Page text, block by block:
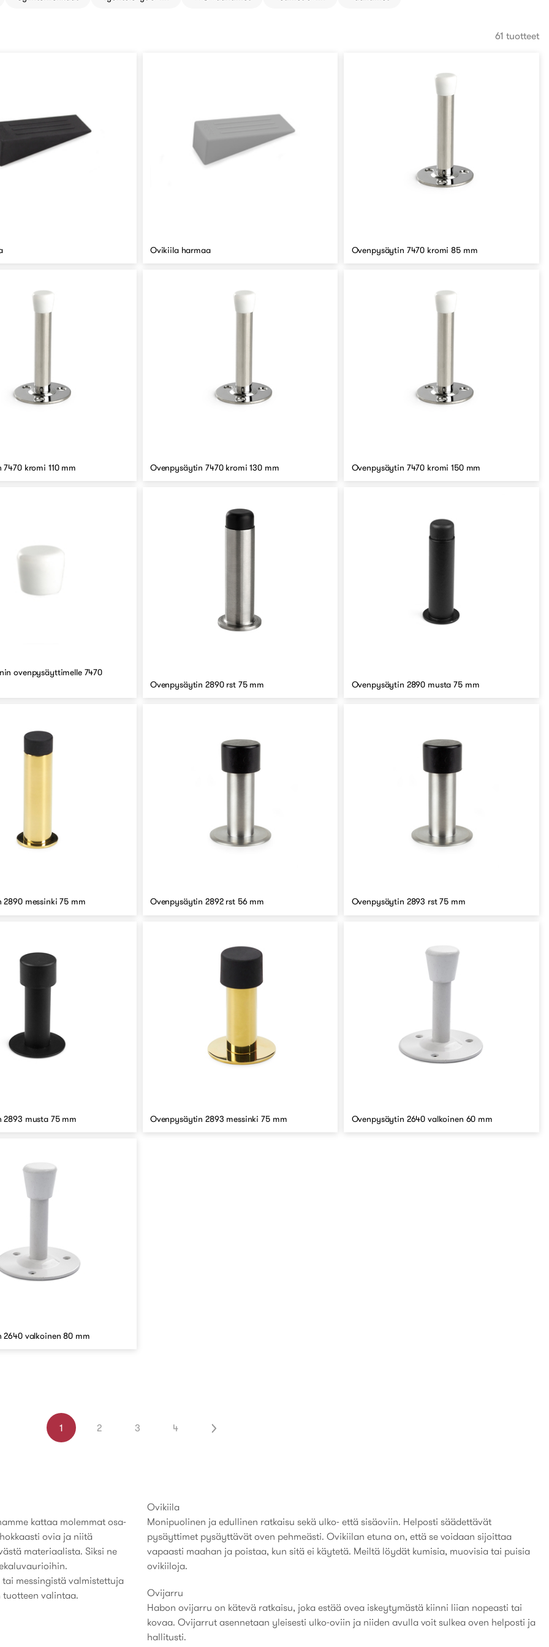
61 tuotteet
Ovikiila harmaa Ovenpysäytin 7470 kromi 85 mm
kromi 110 mm Ovenpysäytin 7470 kromi 130 mm Ovenpysäytin 7470 kromi 150 mm
ovenpysäyttimelle 7470
Ovenpysäytin 2890 rst 75 mm Ovenpysäytin 2890 musta 75 mm
messinki 75 mm Ovenpysäytin 2892 rst 56 mm Ovenpysäytin 2893 rst 75 mm
musta 75 mm Ovenpysäytin 2893 messinki 75 mm Ovenpysäytin 2640 valkoinen 60 mm
2640 valkoinen 80 mm
1 2 3 4
kattaa molemmat osa-
ovia ja niitä
materiaalista. Siksi ne
messingistä valmistettuja
valintaa.
Ovikiila
Monipuolinen ja edullinen ratkaisu sekä ulko- että sisäoviin. Helposti säädettävät
pysäyttimet pysäyttävät oven pehmeästi. Ovikiilan etuna on, että se voidaan sijoittaa
vapaasti maahan ja poistaa, kun sitä ei käytetä. Meiltä löydät kumisia, muovisia tai puisia
ovikiiloja.
Ovijarru
Habon ovijarru on kätevä ratkaisu, joka estää ovea iskeytymästä kiinni liian nopeasti tai
kovaa. Ovijarrut asennetaan yleisesti ulko-oviin ja niiden avulla voit sulkea oven helposti ja
hallitusti.